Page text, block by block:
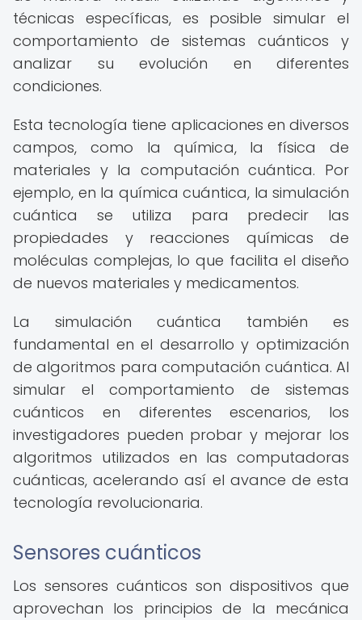
técnicas específicas, es posible simular el
comportamiento de sistemas cuánticos y
analizar su evolución en diferentes
condiciones.
Esta tecnología tiene aplicaciones en diversos
campos, como la química, la física de
materiales y la computación cuántica. Por
ejemplo, en la química cuántica, la simulación
cuántica se utiliza para predecir las
propiedades y reacciones químicas de
moléculas complejas, lo que facilita el diseño
de nuevos materiales y medicamentos.
La simulación cuántica también es
fundamental en el desarrollo y optimización
de algoritmos para computación cuántica. Al
simular el comportamiento de sistemas
cuánticos en diferentes escenarios, los
investigadores pueden probar y mejorar los
algoritmos utilizados en las computadoras
cuánticas, acelerando así el avance de esta
tecnología revolucionaria.
Sensores cuánticos
Los sensores cuánticos son dispositivos que
aprovechan los principios de la mecánica